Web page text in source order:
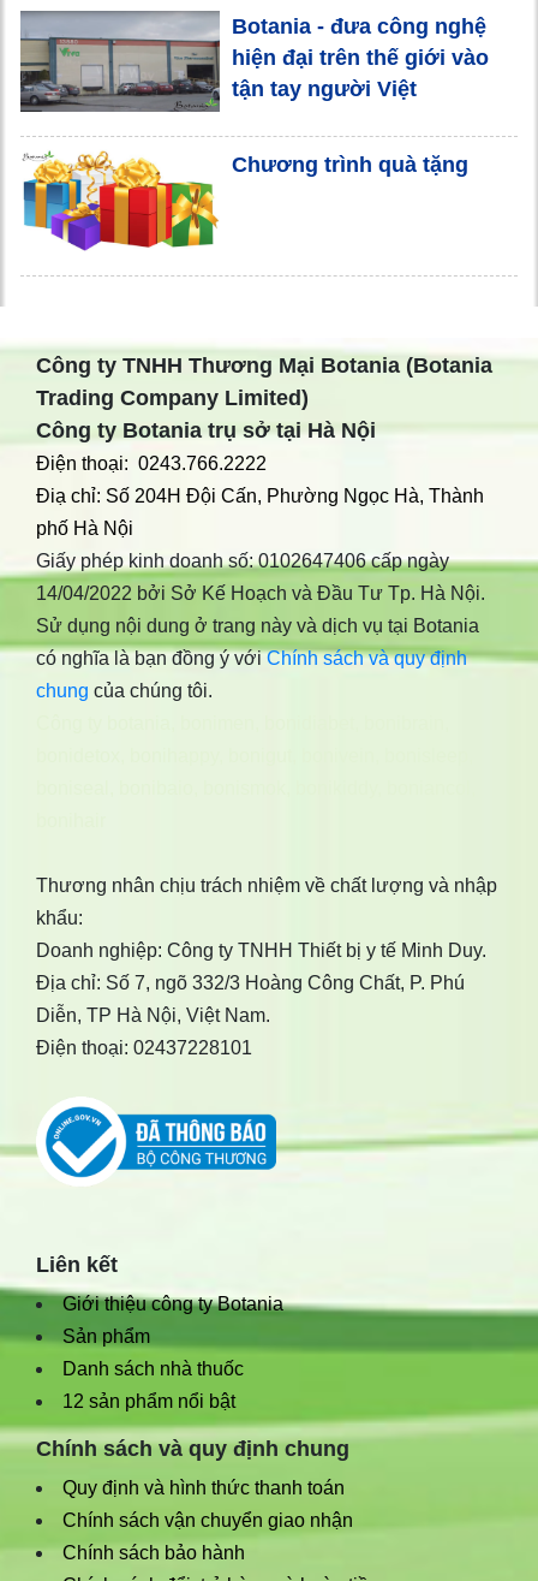
Botania - đưa công nghệ
hiện đại trên thế giới vào
tận tay người Việt
Chương trình quà tặng
Công ty TNHH Thương Mại Botania (Botania
Trading Company Limited)
Công ty Botania trụ sở tại Hà Nội
Điện thoại: 0243.766.2222
Điạ chỉ: Số 204H Đội Cấn, Phường Ngọc Hà, Thành
phố Hà Nội
Giấy phép kinh doanh số: 0102647406 cấp ngày
14/04/2022 bởi Sở Kế Hoạch và Đầu Tư Tp. Hà Nội.
Sử dụng nội dung ở trang này và dịch vụ tại Botania
có nghĩa là bạn đồng ý vớiChính sách và quy định
chung của chúng tôi.
Thương nhân chịu trách nhiệm về chất lượng và nhập
khẩu:
Doanh nghiệp: Công ty TNHH Thiết bị y tế Minh Duy.
Địa chỉ: Số 7, ngõ 332/3 Hoàng Công Chất, P. Phú
Diễn, TP Hà Nội, Việt Nam.
Điện thoại: 02437228101
Liên kết
Giới thiệu công ty Botania
Sản phẩm
Danh sách nhà thuốc
12 sản phẩm nổi bật
Chính sách và quy định chung
Quy định và hình thức thanh toán
Chính sách vận chuyển giao nhận
Chính sách bảo hành